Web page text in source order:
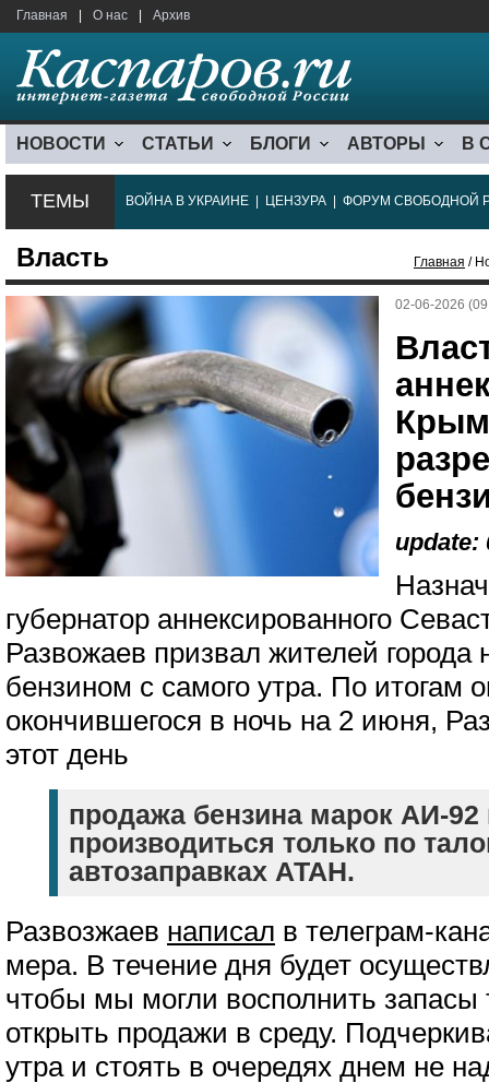
Главная О нас Архив
НОВОСТИ СТАТЬИ БЛОГИ АВТОРЫ В
ТЕМЫ ВОЙНА В УКРАИНЕ ЦЕНЗУРА ФОРУМ СВОБОДНОЙ
Власть Главная /
02-06-2026
update:
губернатор аннексированного
Развожаев призвал жителей города
бензином с самого утра. По итогам
окончившегося в ночь на 2 июня,
этот день
продажа бензина марок АИ-92
производиться только по
автозаправках АТАН.
Развозжаев написал в телеграм-
мера. В течение дня будет
чтобы мы могли восполнить
открыть продажи в среду.
утра и стоять в очередях днем не